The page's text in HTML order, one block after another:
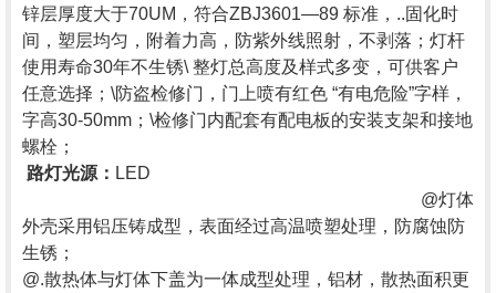
锌层厚度大于70UM，符合ZBJ3601—89 标准，..固化时
间，塑层均匀，附着力高，防紫外线照射，不剥落；灯杆
使用寿命30年不生锈\ 整灯总高度及样式多变，可供客户
任意选择；\防盗检修门，门上喷有红色 “有电危险”字样，
字高30-50mm；\检修门内配套有配电板的安装支架和接地
螺栓；
路灯光源： LED
@灯体
外壳采用铝压铸成型，表面经过高温喷塑处理，防腐蚀防
生锈；
@.散热体与灯体下盖为一体成型处理，铝材，散热面积更